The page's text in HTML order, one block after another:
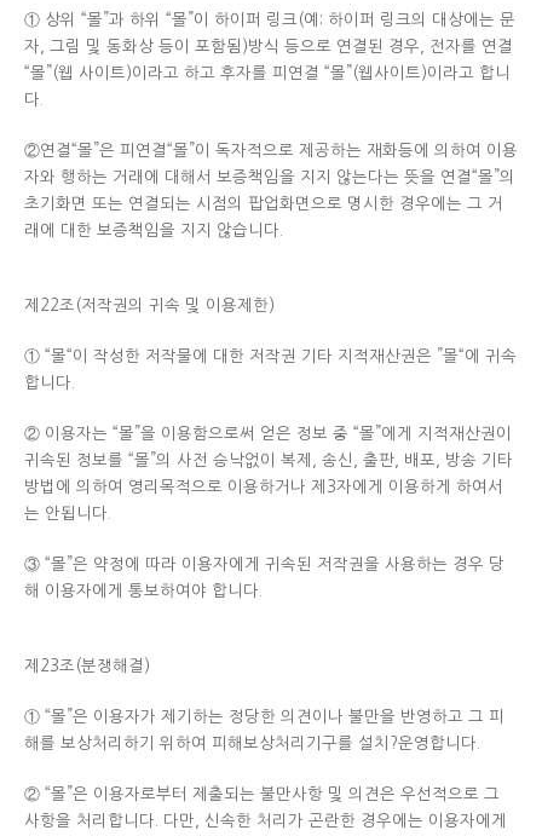
① 상위 “몰”과 하위 “몰”이 하이퍼 링크(예: 하이퍼 링크의 대상에는 문
자, 그림 및 동화상 등이 포함됨)방식 등으로 연결된 경우, 전자를 연결
“몰”(웹 사이트)이라고 하고 후자를 피연결 “몰”(웹사이트)이라고 합니
다.
②연결“몰”은 피연결“몰”이 독자적으로 제공하는 재화등에 의하여 이용
자와 행하는 거래에 대해서 보증책임을 지지 않는다는 뜻을 연결“몰”의
초기화면 또는 연결되는 시점의 팝업화면으로 명시한 경우에는 그 거
래에 대한 보증책임을 지지 않습니다.
제22조(저작권의 귀속 및 이용제한)
① “몰“이 작성한 저작물에 대한 저작권 기타 지적재산권은 ”몰“에 귀속
합니다.
② 이용자는 “몰”을 이용함으로써 얻은 정보 중 “몰”에게 지적재산권이
귀속된 정보를 “몰”의 사전 승낙없이 복제, 송신, 출판, 배포, 방송 기타
방법에 의하여 영리목적으로 이용하거나 제3자에게 이용하게 하여서
는 안됩니다.
③ “몰”은 약정에 따라 이용자에게 귀속된 저작권을 사용하는 경우 당
해 이용자에게 통보하여야 합니다.
제23조(분쟁해결)
① “몰”은 이용자가 제기하는 정당한 의견이나 불만을 반영하고 그 피
해를 보상처리하기 위하여 피해보상처리기구를 설치?운영합니다.
② “몰”은 이용자로부터 제출되는 불만사항 및 의견은 우선적으로 그
사항을 처리합니다. 다만, 신속한 처리가 곤란한 경우에는 이용자에게